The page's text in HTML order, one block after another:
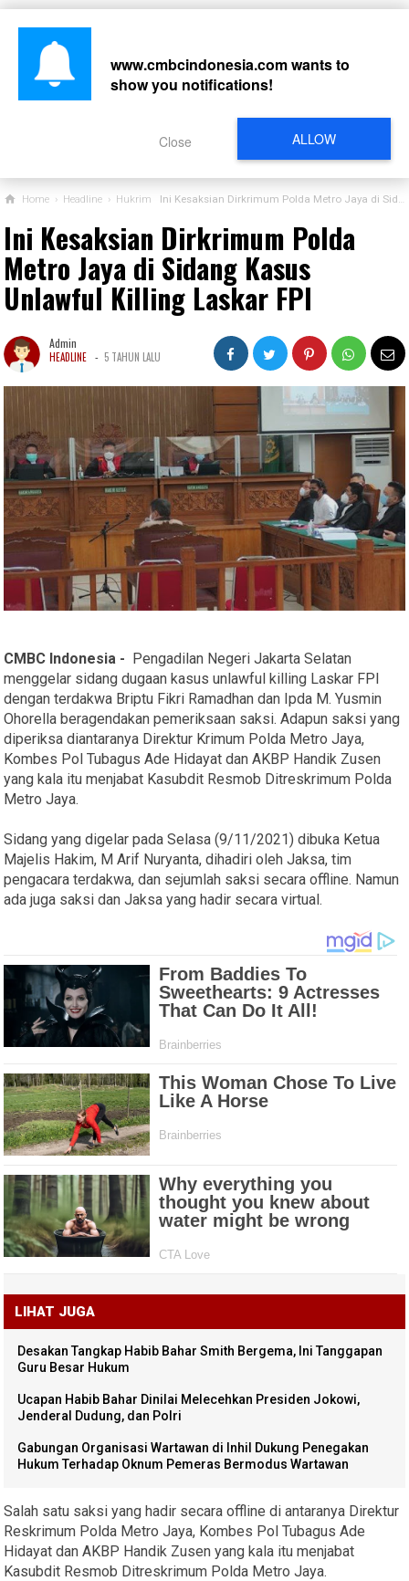
Home › Headline › Hukrim Ini Kesaksian Dirkrimum Polda Metro Jaya di Sidang Kasus Unlawful Killing Laskar FPI
Ini Kesaksian Dirkrimum Polda
Metro Jaya di Sidang Kasus
Unlawful Killing Laskar FPI
Admin
HEADLINE - 5 TAHUN LALU
CMBC Indonesia - Pengadilan Negeri Jakarta Selatan
menggelar sidang dugaan kasus unlawful killing Laskar FPI
dengan terdakwa Briptu Fikri Ramadhan dan Ipda M. Yusmin
Ohorella beragendakan pemeriksaan saksi. Adapun saksi yang
diperiksa diantaranya Direktur Krimum Polda Metro Jaya,
Kombes Pol Tubagus Ade Hidayat dan AKBP Handik Zusen
yang kala itu menjabat Kasubdit Resmob Ditreskrimum Polda
Metro Jaya.
Sidang yang digelar pada Selasa (9/11/2021) dibuka Ketua
Majelis Hakim, M Arif Nuryanta, dihadiri oleh Jaksa, tim
pengacara terdakwa, dan sejumlah saksi secara offline. Namun
ada juga saksi dan Jaksa yang hadir secara virtual.
LIHAT JUGA
Desakan Tangkap Habib Bahar Smith Bergema, Ini Tanggapan
Guru Besar Hukum
Ucapan Habib Bahar Dinilai Melecehkan Presiden Jokowi,
Jenderal Dudung, dan Polri
Gabungan Organisasi Wartawan di Inhil Dukung Penegakan
Hukum Terhadap Oknum Pemeras Bermodus Wartawan
Salah satu saksi yang hadir secara offline di antaranya Direktur
Reskrimum Polda Metro Jaya, Kombes Pol Tubagus Ade
Hidayat dan AKBP Handik Zusen yang kala itu menjabat
Kasubdit Resmob Ditreskrimum Polda Metro Jaya.
www.cmbcindonesia.comwants to
show you notifications!
ALLOW
Close